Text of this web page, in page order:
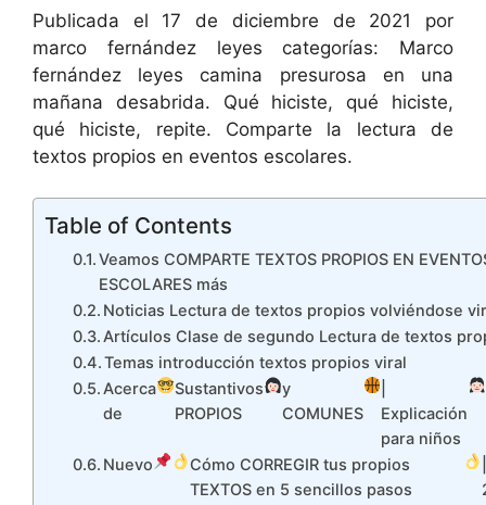
Publicada el 17 de diciembre de 2021 por
marco fernández leyes categorías: Marco
fernández leyes camina presurosa en una
mañana desabrida. Qué hiciste, qué hiciste,
qué hiciste, repite. Comparte la lectura de
textos propios en eventos escolares.
Table of Contents
Veamos COMPARTE TEXTOS PROPIOS EN
ESCOLARES más
Noticias Lectura de textos propios volviéndose
Artículos Clase de segundo Lectura de textos
Temas introducción textos propios viral
Acerca
de
Sustantivos
PROPIOS
y
COMUNES
Explicación
para niños
Nuevo
Cómo CORREGIR tus propios
TEXTOS en 5 sencillos pasos